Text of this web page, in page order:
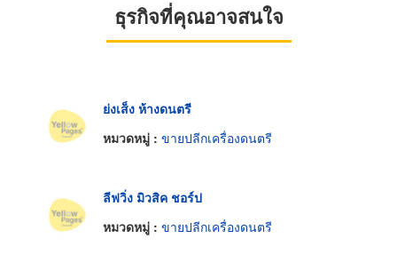
ธุรกิจที่คุณอาจสนใจ
ย่งเส็ง ห้างดนตรี
หมวดหมู่ : ขายปลีกเครื่องดนตรี
ลีฟวิ่ง มิวสิค ชอร์ป
หมวดหมู่ : ขายปลีกเครื่องดนตรี